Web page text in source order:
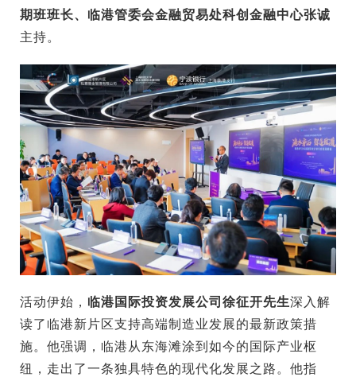
期班班长、临港管委会金融贸易处科创金融中心张诚
主持。
活动伊始， 临港国际投资发展公司徐征开先生深入解
读了临港新片区支持高端制造业发展的最新政策措
施。他强调，临港从东海滩涂到如今的国际产业枢
纽，走出了一条独具特色的现代化发展之路。他指